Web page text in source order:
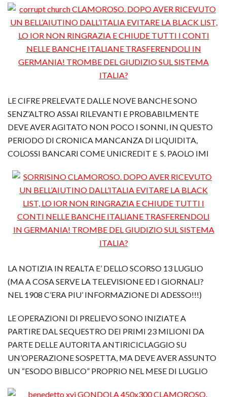
LE CIFRE PRELEVATE DALLE NOVE BANCHE SONO
SENZ’ALTRO ASSAI RILEVANTI E PROBABILMENTE
DEVE AVER AGITATO NON POCO I SONNI, IN QUESTO
PERIODO DI CRONICA MANCANZA DI LIQUIDITA,
COLOSSI BANCARI COME UNICREDIT E S. PAOLO IMI
LA NOTIZIA IN REALTA E’ DELLO SCORSO 13 LUGLIO
(MA A COSA SERVE LA TELEVISIONE ED I GIORNALI?
NEL 1908 C’ERA PIU’ INFORMAZIONE DI ADESSO!!!)
LE OPERAZIONI DI PRELIEVO SONO INIZIATE A
PARTIRE DAL SEQUESTRO DEI PRIMI 23 MILIONI DA
PARTE DELLE AUTORITA ANTIRICICLAGGIO SU
UN’OPERAZIONE SOSPETTA, MA DEVE AVER ASSUNTO
UN “ESODO BIBLICO” PROPRIO NEL MESE DI LUGLIO